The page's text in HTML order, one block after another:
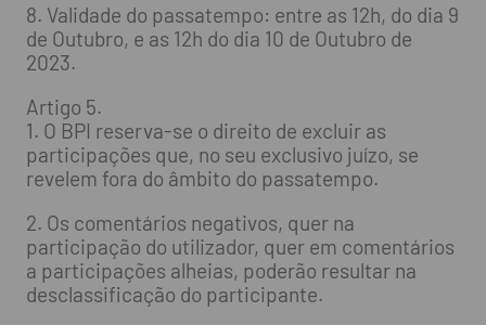
8. Validade do passatempo: entre as 12h, do dia 9
de Outubro, e as 12h do dia 10 de Outubro de
2023.
Artigo 5.
1. O BPI reserva-se o direito de excluir as
participações que, no seu exclusivo juízo, se
revelem fora do âmbito do passatempo.
2. Os comentários negativos, quer na
participação do utilizador, quer em comentários
a participações alheias, poderão resultar na
desclassificação do participante.